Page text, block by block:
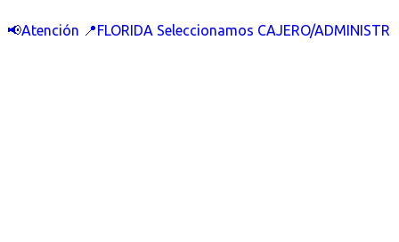
📢Atención 📍FLORIDA Seleccionamos CAJERO/ADMINISTR